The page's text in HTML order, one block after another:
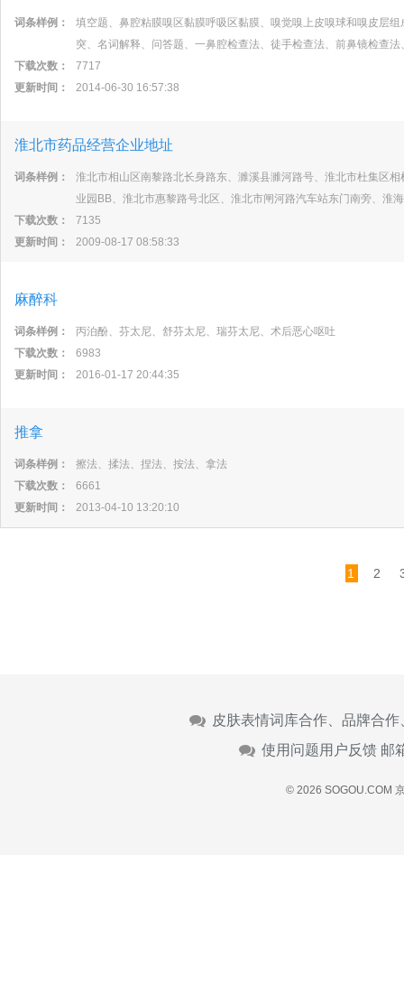
词条样例：
填空题、鼻腔粘膜嗅区黏膜呼吸区黏膜、嗅觉嗅上皮嗅球和嗅皮层
突、名词解释、问答题、一鼻腔检查法、徒手检查法、前鼻镜检查
下载次数：
7717
更新时间：
2014-06-30 16:57:38
淮北市药品经营企业地址
词条样例：
淮北市相山区南黎路北长身路东、濉溪县濉河路号、淮北市杜集区
业园BB、淮北市惠黎路号北区、淮北市闸河路汽车站东门南旁、淮
下载次数：
7135
更新时间：
2009-08-17 08:58:33
麻醉科
词条样例：
丙泊酚、芬太尼、舒芬太尼、瑞芬太尼、术后恶心呕吐
下载次数：
6983
更新时间：
2016-01-17 20:44:35
推拿
词条样例：
擦法、揉法、捏法、按法、拿法
下载次数：
6661
更新时间：
2013-04-10 13:20:10
1 2
皮肤表情词库合作、品牌合
使用问题用户反馈 邮
© 2026 SOGOU.COM